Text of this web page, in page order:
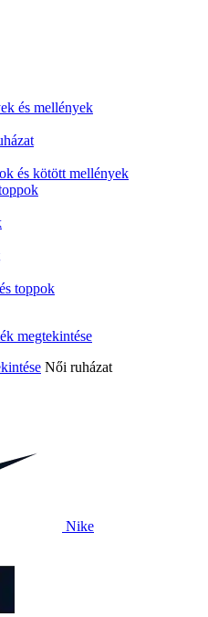
és mellények
és kötött mellények
toppok
Női ruházat
Nike